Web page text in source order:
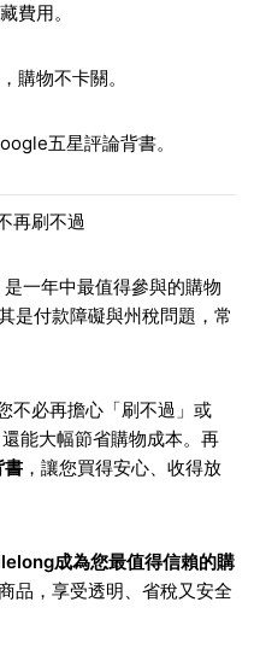
費用。
購物不卡關。
五星評論背書。
再刷不過
是一年中最值得參與的購物
是付款障礙與州稅問題，常
不必再擔心「刷不過」或
能大幅節省購物成本。再
書 ，讓您買得安心、收得放
成為您最值得信賴的購
品，享受透明、省稅又安全